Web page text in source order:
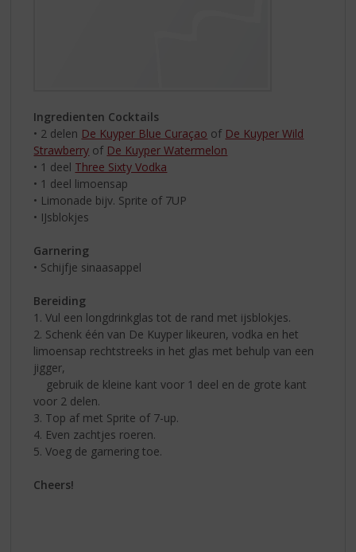
Ingredienten Cocktails
• 2 delen De Kuyper Blue Curaçao of De Kuyper Wild
Strawberry of De Kuyper Watermelon
• 1 deel Three Sixty Vodka
• 1 deel limoensap
• Limonade bijv. Sprite of 7UP
• IJsblokjes
Garnering
• Schijfje sinaasappel
Bereiding
1. Vul een longdrinkglas tot de rand met ijsblokjes.
2. Schenk één van De Kuyper likeuren, vodka en het
limoensap rechtstreeks in het glas met behulp van een
jigger,
gebruik de kleine kant voor 1 deel en de grote kant
voor 2 delen.
3. Top af met Sprite of 7-up.
4. Even zachtjes roeren.
5. Voeg de garnering toe.
Cheers!